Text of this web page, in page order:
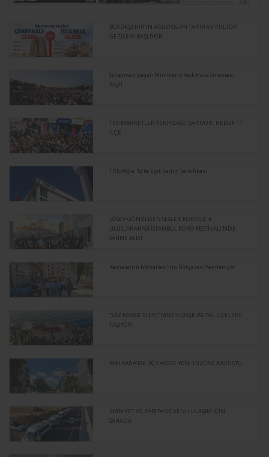
BÜYÜKŞEHİR'İN AĞUSTOS AYI TARİH VE KÜLTÜR
GEZİLERİ BAŞLIYOR
Süleyman paşalı Miniklerin Açık Hava Sineması
Keyfi
TEK MARKETLER TEKİRDAĞ’I SARIYOR: HEDEF 11
İLÇE
TREPAŞ’a “İş’te Eşit Kadın” Sertifikası
LÖSEV GÖNÜLDEN SESLER KOROSU, 4.
ULUSLARARASI İSTANBUL KORO FESTİVALİ'NDE
SAHNE ALDI
Kemalettin Mahallesi’nin Üstyapısı Yenileniyor
“YAZ KONSERLERİ” MÜZİK COŞKUSUNU İLÇELERE
TAŞIYOR
MALKARA’DA ÜÇ CADDE YENİ YÜZÜNE KAVUŞTU
EMNİYET VE ZABITA GÜVENLİ ULAŞIM İÇİN
SAHADA